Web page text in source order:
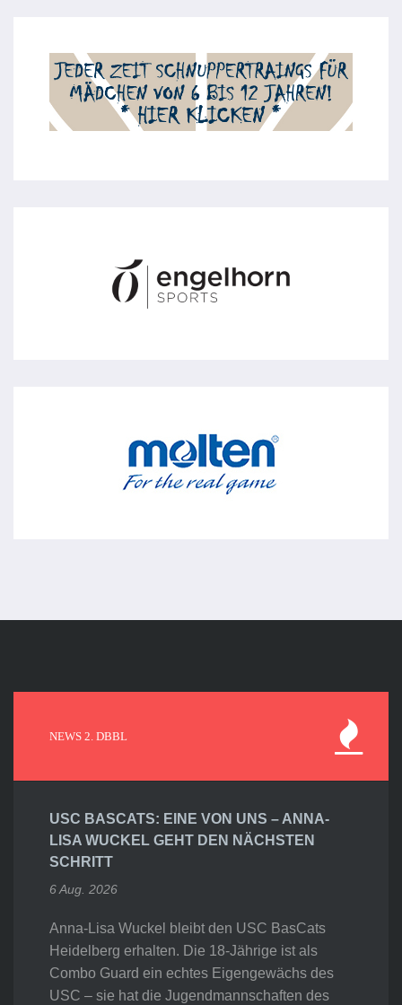
NEWS 2. DBBL
USC BASCATS: EINE VON UNS – ANNA-
LISA WUCKEL GEHT DEN NÄCHSTEN
SCHRITT
6 Aug. 2026
Anna-Lisa Wuckel bleibt den USC BasCats
Heidelberg erhalten. Die 18-Jährige ist als
Combo Guard ein echtes Eigengewächs des
USC – sie hat die Jugendmannschaften des